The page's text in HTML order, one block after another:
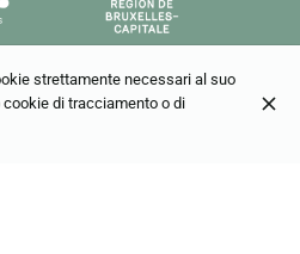
strettamente necessari al suo
di tracciamento o di